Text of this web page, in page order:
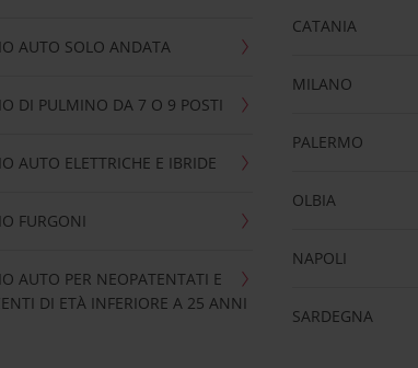
AUTO SOLO ANDATA
DI PULMINO DA 7 O 9 POSTI
AUTO ELETTRICHE E IBRIDE
FURGONI
AUTO PER NEOPATENTATI E
DI ETÀ INFERIORE A 25 ANNI
CATANIA
MILANO
PALERMO
OLBIA
NAPOLI
SARDEGNA